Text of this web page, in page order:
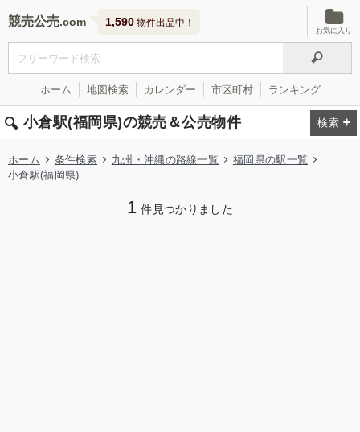
競売公売 1,590 物件出品中！
お気に入り
ホーム 地図検索 カレンダー 市区町村 ランキング
小倉駅(福岡県)の競売＆公売物件
ホーム 条件検索 九州・沖縄の路線一覧
福岡県の駅一覧
小倉駅(福岡県)
1 件見つかりました